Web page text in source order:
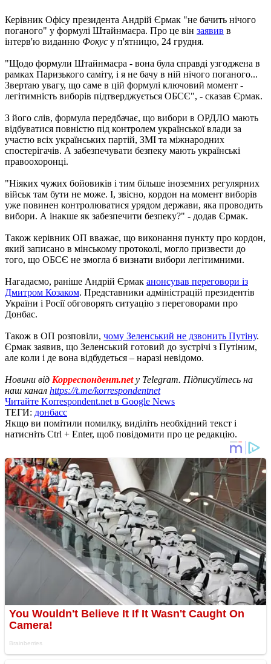
Керівник Офісу президента Андрій Єрмак "не бачить нічого
поганого" у формулі Штайнмаєра. Про це він заявив в
інтерв'ю виданню Фокус у п'ятницю, 24 грудня.
"Щодо формули Штайнмаєра - вона була справді узгоджена в
рамках Паризького саміту, і я не бачу в ній нічого поганого...
Звертаю увагу, що саме в цій формулі ключовий момент -
легітимність виборів підтверджується ОБСЄ", - сказав Єрмак.
З його слів, формула передбачає, що вибори в ОРДЛО мають
відбуватися повністю під контролем української влади за
участю всіх українських партій, ЗМІ та міжнародних
спостерігачів. А забезпечувати безпеку мають українські
правоохоронці.
"Ніяких чужих бойовиків і тим більше іноземних регулярних
військ там бути не може. І, звісно, кордон на момент виборів
уже повинен контролюватися урядом держави, яка проводить
вибори. А інакше як забезпечити безпеку?" - додав Єрмак.
Також керівник ОП вважає, що виконання пункту про кордон,
який записано в мінському протоколі, могло призвести до
того, що ОБСЄ не змогла б визнати вибори легітимними.
Нагадаємо, раніше Андрій Єрмак анонсував переговори із
Дмитром Козаком. Представники адміністрацій президентів
України і Росії обговорять ситуацію з переговорами про
Донбас.
Також в ОП розповіли, чому Зеленський не дзвонить Путіну.
Єрмак заявив, що Зеленський готовий до зустрічі з Путіним,
але коли і де вона відбудеться – наразі невідомо.
Новини від Корреспондент.netу Telegram. Підписуйтесь на
наш канал https://t.me/korrespondentnet
Читайте Korrespondent.net в Google News
ТЕГИ: донбасс
Якщо ви помітили помилку, виділіть необхідний текст і
натисніть Ctrl + Enter, щоб повідомити про це редакцію.